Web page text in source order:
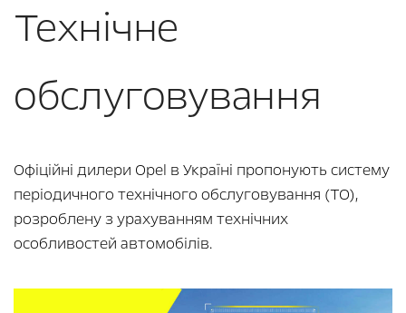
Технічне
обслуговування
Офіційні дилери Opel в Україні пропонують систему
періодичного технічного обслуговування (ТО),
розроблену з урахуванням технічних
особливостей автомобілів.